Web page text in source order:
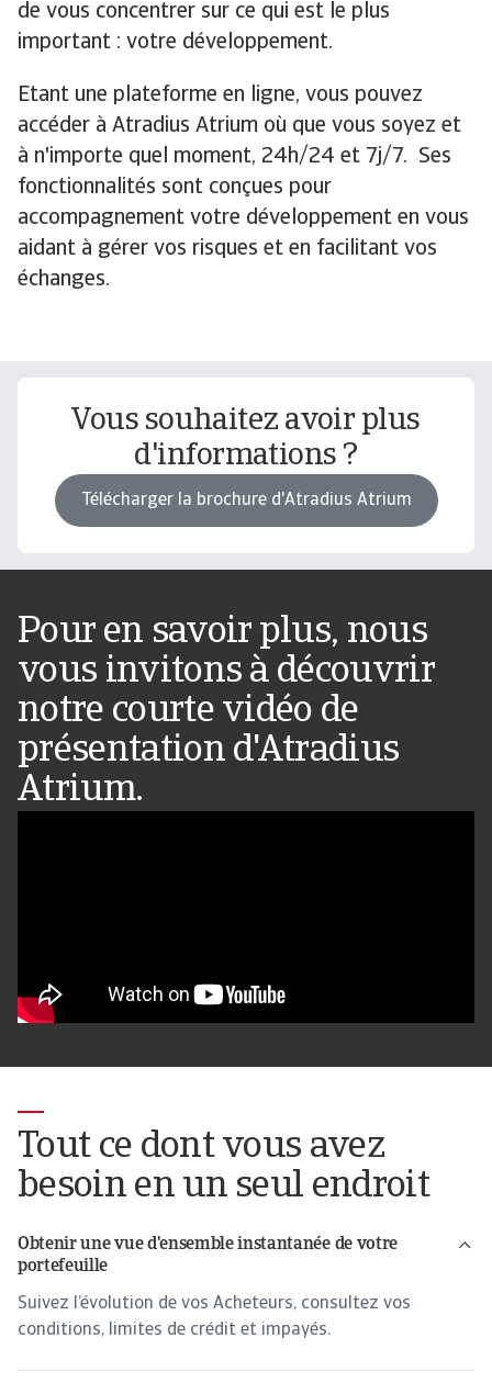
de vous concentrer sur ce qui est le plus
important : votre développement.
Etant une plateforme en ligne, vous pouvez
accéder à Atradius Atrium où que vous soyez et
à n'importe quel moment, 24h/24 et 7j/7. Ses
fonctionnalités sont conçues pour
accompagnement votre développement en vous
aidant à gérer vos risques et en facilitant vos
échanges.
Vous souhaitez avoir plus
d'informations ?
Télécharger la brochure d'Atradius Atrium
Pour en savoir plus, nous
vous invitons à découvrir
notre courte vidéo de
présentation d'Atradius
Atrium.
Tout ce dont vous avez
besoin en un seul endroit
Obtenir une vue d'ensemble instantanée de votre
portefeuille
Suivez l’évolution de vos Acheteurs, consultez vos
conditions, limites de crédit et impayés.